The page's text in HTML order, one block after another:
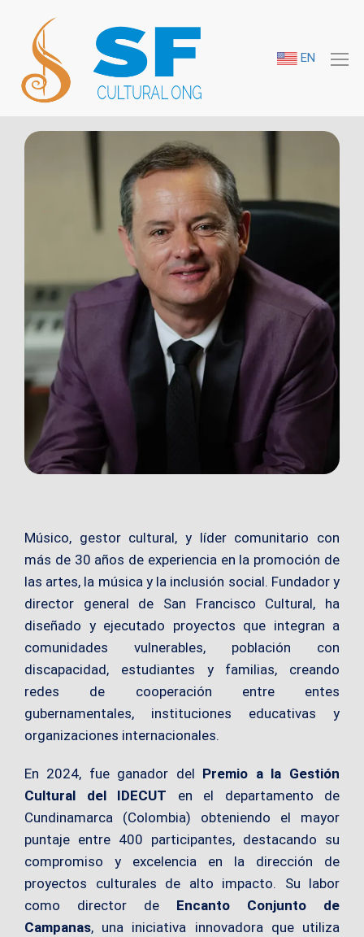
EN
Alberto Sánchez
Músico, gestor cultural, y líder comunitario con
más de 30 años de experiencia en la promoción de
las artes, la música y la inclusión social. Fundador y
director general de San Francisco Cultural, ha
diseñado y ejecutado proyectos que integran a
comunidades vulnerables, población con
discapacidad, estudiantes y familias, creando
redes de cooperación entre entes
gubernamentales, instituciones educativas y
organizaciones internacionales.
En 2024, fue ganador del Premio a la Gestión
Cultural del IDECUT en el departamento de
Cundinamarca (Colombia) obteniendo el mayor
puntaje entre 400 participantes, destacando su
compromiso y excelencia en la dirección de
proyectos culturales de alto impacto. Su labor
como director de Encanto Conjunto de
Campanas, una iniciativa innovadora que utiliza